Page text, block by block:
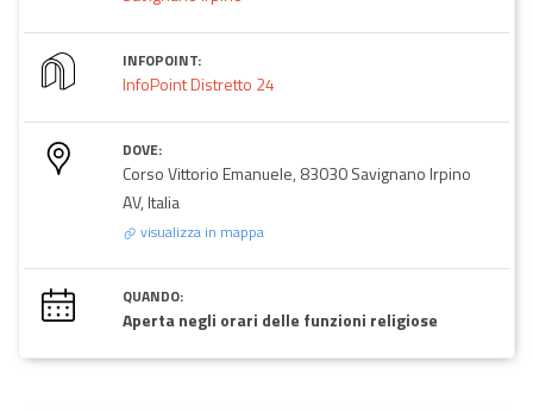
INFOPOINT:
InfoPoint Distretto 24
DOVE:
Corso Vittorio Emanuele, 83030 Savignano Irpino
AV, Italia
visualizza in mappa
QUANDO:
Aperta negli orari delle funzioni religiose